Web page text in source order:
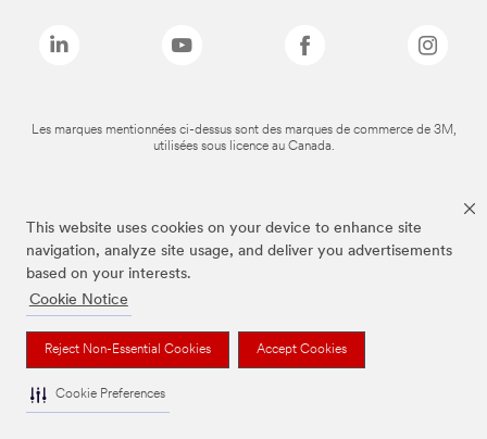
This website uses cookies on your device to enhance site
navigation, analyze site usage, and deliver you advertisements
based on your interests.
Cookie Notice
Reject Non-Essential Cookies Accept Cookies
Cookie Preferences
Les marques mentionnées ci-dessus sont des marques de commerce de 3M,
utilisées sous licence au Canada.